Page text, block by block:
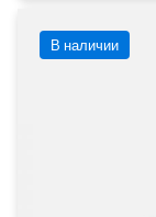
В наличии